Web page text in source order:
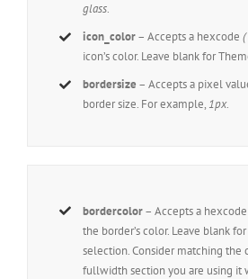
glass.
icon_color– Accepts a hexcode
icon’s color. Leave blank for
bordersize – Accepts a pixel
border size. For example, 1px.
bordercolor– Accepts a
the border’s color. Leave blank
selection. Consider matching the
fullwidth section you are using it